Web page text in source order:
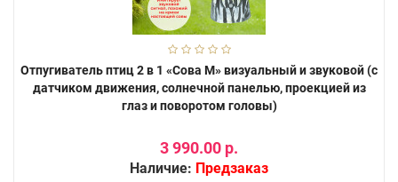
Отпугиватель птиц 2 в 1 «Сова М» визуальный и звуковой (с
датчиком движения, солнечной панелью, проекцией из
глаз и поворотом головы)
3 990.00 р.
Наличие: Предзаказ